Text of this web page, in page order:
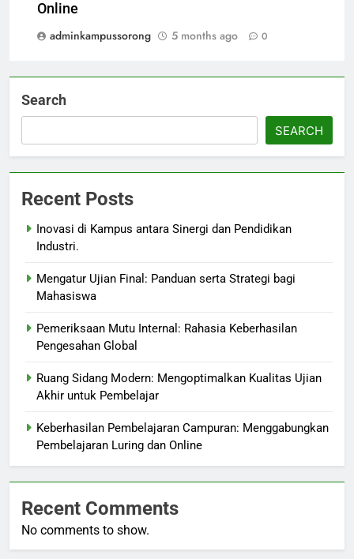
Online
adminkampussorong
5 months ago 0
Search
SEARCH
Recent Posts
Inovasi di Kampus antara Sinergi dan Pendidikan
Industri.
Mengatur Ujian Final: Panduan serta Strategi bagi
Mahasiswa
Pemeriksaan Mutu Internal: Rahasia Keberhasilan
Pengesahan Global
Ruang Sidang Modern: Mengoptimalkan Kualitas Ujian
Akhir untuk Pembelajar
Keberhasilan Pembelajaran Campuran: Menggabungkan
Pembelajaran Luring dan Online
Recent Comments
No comments to show.